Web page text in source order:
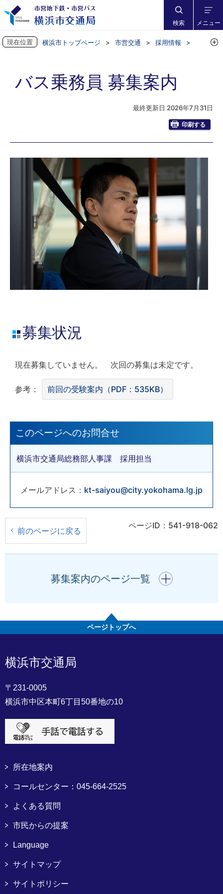
検索 メニュー
現在位置 横浜市トップページ 市営交通
採用情報
バス乗務員 募集案内
最終更新日 2026年7月31日
印刷する
募集状況
現在募集していません。 次回の募集は未定です。
参考： 前回の受験案内（PDF：535KB）
このページへのお問合せ
横浜市交通局総務部人事課 採用担当
メールアドレス： kt-saiyou@city.yokohama.lg.jp
前のページに戻る
ページID：541-918-062
募集案内のページ一覧
開く
ページトップへ
横浜市交通局
〒231-0005
横浜市中区本町6丁目50番地の10
所在地案内
コールセンター：045-664-2525
よくある質問
市民からの提案
Language
サイトマップ
サイトポリシー